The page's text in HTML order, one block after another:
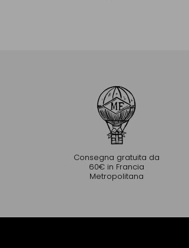
Consegna gratuita da
60€ in Francia
Metropolitana